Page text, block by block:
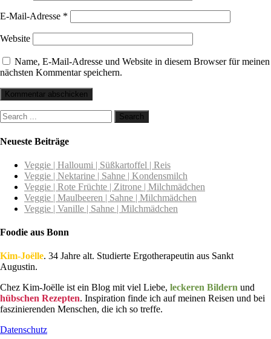
E-Mail-Adresse *
Website
Name, E-Mail-Adresse und Website in diesem Browser für meinen
nächsten Kommentar speichern.
Neueste Beiträge
Veggie | Halloumi | Süßkartoffel | Reis
Veggie | Nektarine | Sahne | Kondensmilch
Veggie | Rote Früchte | Zitrone | Milchmädchen
Veggie | Maulbeeren | Sahne | Milchmädchen
Veggie | Vanille | Sahne | Milchmädchen
Foodie aus Bonn
Kim-Joëlle. 34 Jahre alt. Studierte Ergotherapeutin aus Sankt
Augustin.
Chez Kim-Joëlle ist ein Blog mit viel Liebe, leckeren Bildern und
hübschen Rezepten. Inspiration finde ich auf meinen Reisen und bei
faszinierenden Menschen, die ich so treffe.
Datenschutz